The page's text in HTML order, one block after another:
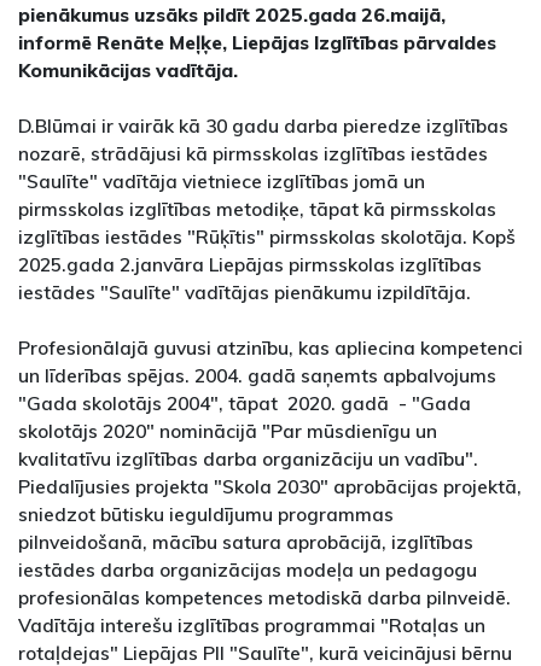
pienākumus uzsāks pildīt 2025.gada 26.maijā,
informē Renāte Meļķe, Liepājas Izglītības pārvaldes
Komunikācijas vadītāja.
D.Blūmai ir vairāk kā 30 gadu darba pieredze izglītības
nozarē, strādājusi kā pirmsskolas izglītības iestādes
"Saulīte" vadītāja vietniece izglītības jomā un
pirmsskolas izglītības metodiķe, tāpat kā pirmsskolas
izglītības iestādes "Rūķītis" pirmsskolas skolotāja. Kopš
2025.gada 2.janvāra Liepājas pirmsskolas izglītības
iestādes "Saulīte" vadītājas pienākumu izpildītāja.
Profesionālajā guvusi atzinību, kas apliecina kompetenci
un līderības spējas. 2004. gadā saņemts apbalvojums
"Gada skolotājs 2004", tāpat 2020. gadā - "Gada
skolotājs 2020" nominācijā "Par mūsdienīgu un
kvalitatīvu izglītības darba organizāciju un vadību".
Piedalījusies projekta "Skola 2030" aprobācijas projektā,
sniedzot būtisku ieguldījumu programmas
pilnveidošanā, mācību satura aprobācijā, izglītības
iestādes darba organizācijas modeļa un pedagogu
profesionālas kompetences metodiskā darba pilnveidē.
Vadītāja interešu izglītības programmai "Rotaļas un
rotaļdejas" Liepājas PII "Saulīte", kurā veicinājusi bērnu